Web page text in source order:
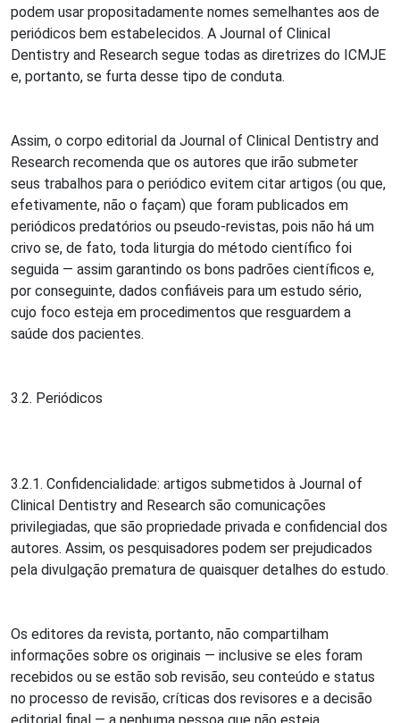
podem usar propositadamente nomes semelhantes aos de
periódicos bem estabelecidos. A Journal of Clinical
Dentistry and Research segue todas as diretrizes do ICMJE
e, portanto, se furta desse tipo de conduta.
Assim, o corpo editorial da Journal of Clinical Dentistry and
Research recomenda que os autores que irão submeter
seus trabalhos para o periódico evitem citar artigos (ou que,
efetivamente, não o façam) que foram publicados em
periódicos predatórios ou pseudo-revistas, pois não há um
crivo se, de fato, toda liturgia do método científico foi
seguida — assim garantindo os bons padrões científicos e,
por conseguinte, dados confiáveis para um estudo sério,
cujo foco esteja em procedimentos que resguardem a
saúde dos pacientes.
3.2. Periódicos
3.2.1. Confidencialidade: artigos submetidos à Journal of
Clinical Dentistry and Research são comunicações
privilegiadas, que são propriedade privada e confidencial dos
autores. Assim, os pesquisadores podem ser prejudicados
pela divulgação prematura de quaisquer detalhes do estudo.
Os editores da revista, portanto, não compartilham
informações sobre os originais — inclusive se eles foram
recebidos ou se estão sob revisão, seu conteúdo e status
no processo de revisão, críticas dos revisores e a decisão